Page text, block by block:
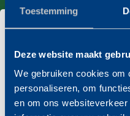
Toestemming
Deze website maakt
We gebruiken cookies om
personaliseren, om
en om ons
Ik wil graag mijn grote